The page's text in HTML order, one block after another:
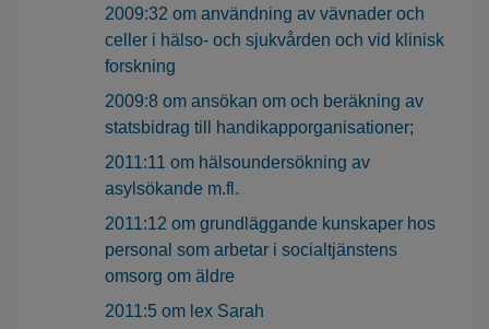
2009:32 om användning av vävnader och
celler i hälso- och sjukvården och vid klinisk
forskning
2009:8 om ansökan om och beräkning av
statsbidrag till handikapporganisationer;
2011:11 om hälsoundersökning av
asylsökande m.fl.
2011:12 om grundläggande kunskaper hos
personal som arbetar i socialtjänstens
omsorg om äldre
2011:5 om lex Sarah